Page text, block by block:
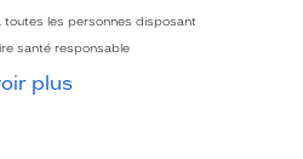
toutes les personnes disposant
santé responsable
plus